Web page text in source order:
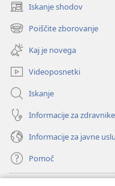
Iskanje shodov
(odpre
novo
okno)
Poiščite zborovanje
(odpre
novo
okno)
Kaj je novega
Videoposnetki
Iskanje
Informacije za zdravnike
Informacije za javne
Pomoč